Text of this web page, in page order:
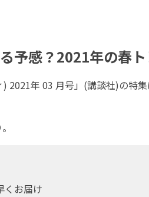
予感？2021年の春ト
2021年 03 月号」(講談社)の特
くお届け